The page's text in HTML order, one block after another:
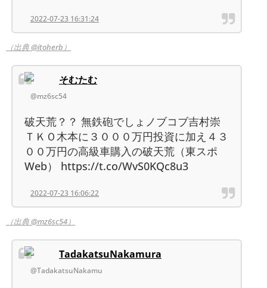
2022-07-23 16:31:24
（出典 @itoherb）
そむたむ
@mz6sc54
破天荒？？ 無鉄砲でしょノブコブ吉村崇
ＴＫＯ木本に３０００万円投資に加え４３
００万円の高級車購入の破天荒（東スポ
Web） https://t.co/WvS0KQc8u3
2022-07-23 16:06:22
（出典 @mz6sc54）
TadakatsuNakamura
@TadakatsuNakamu